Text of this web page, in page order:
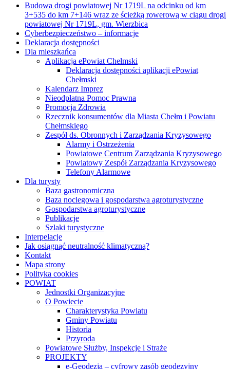
Budowa drogi powiatowej Nr 1719L na odcinku od km
3+535 do km 7+146 wraz ze ścieżką rowerową w ciągu drogi
powiatowej Nr 1719L, gm. Wierzbica
Cyberbezpieczeństwo – informacje
Deklaracja dostępności
Dla mieszkańca
Aplikacja ePowiat Chełmski
Deklaracja dostępności aplikacji ePowiat
Chełmski
Kalendarz Imprez
Nieodpłatna Pomoc Prawna
Promocja Zdrowia
Rzecznik konsumentów dla Miasta Chełm i Powiatu
Chełmskiego
Zespół ds. Obronnych i Zarządzania Kryzysowego
Alarmy i Ostrzeżenia
Powiatowe Centrum Zarządzania Kryzysowego
Powiatowy Zespół Zarządzania Kryzysowego
Telefony Alarmowe
Dla turysty
Baza gastronomiczna
Baza noclegowa i gospodarstwa agroturystyczne
Gospodarstwa agroturystyczne
Publikacje
Szlaki turystyczne
Interpelacje
Jak osiągnąć neutralność klimatyczną?
Kontakt
Mapa strony
Polityka cookies
POWIAT
Jednostki Organizacyjne
O Powiecie
Charakterystyka Powiatu
Gminy Powiatu
Historia
Przyroda
Powiatowe Służby, Inspekcje i Straże
PROJEKTY
e-Geodezja – cyfrowy zasób geodezyjny